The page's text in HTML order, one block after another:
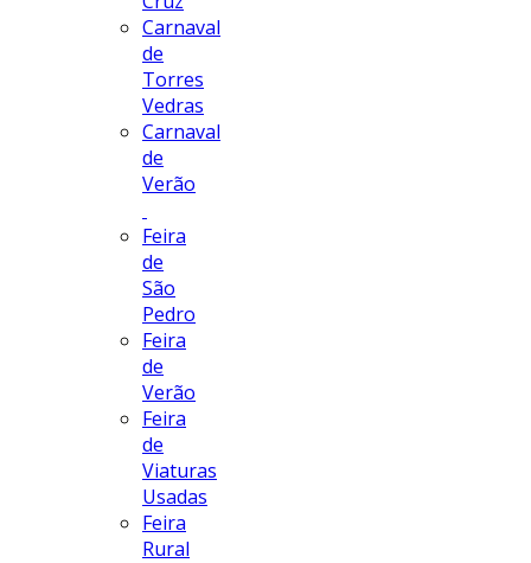
Carnaval
de
Torres
Vedras
Carnaval
de
Verão
Feira
de
São
Pedro
Feira
de
Verão
Feira
de
Viaturas
Usadas
Feira
Rural